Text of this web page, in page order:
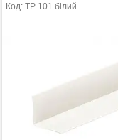
TP 101 білий